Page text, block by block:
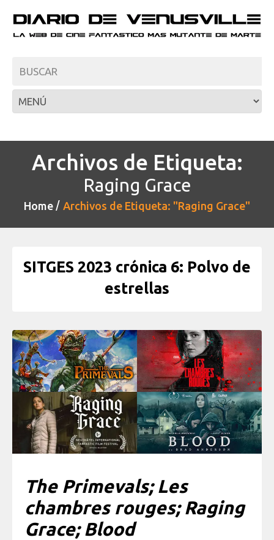
Archivos de Etiqueta:
Raging Grace
Home Archivos de Etiqueta: "Raging Grace"
SITGES 2023 crónica 6: Polvo de
estrellas
The Primevals; Les
chambres rouges; Raging
Grace; Blood